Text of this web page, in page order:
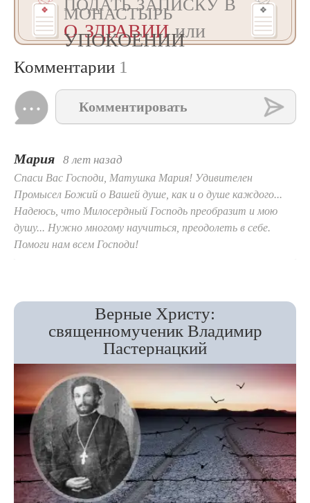
ПОДАТЬ ЗАПИСКУ В
МОНАСТЫРЬ
О ЗДРАВИИили
УПОКОЕНИИ
Комментарии 1
Комментировать
Мария 8 лет назад
Спаси Вас Господи, Матушка Мария! Удивителен
Промысел Божий о Вашей душе, как и о душе каждого...
Надеюсь, что Милосердный Господь преобразит и мою
душу... Нужно многому научиться, преодолеть в себе.
Помоги нам всем Господи!
Верные Христу:
священномученик Владимир
Пастернацкий